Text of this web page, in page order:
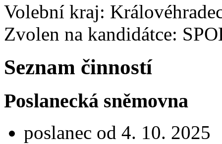
Volební kraj:
Zvolen na kandidátce:
Seznam činností
Poslanecká sněmovna
poslanec od 4. 10. 2025